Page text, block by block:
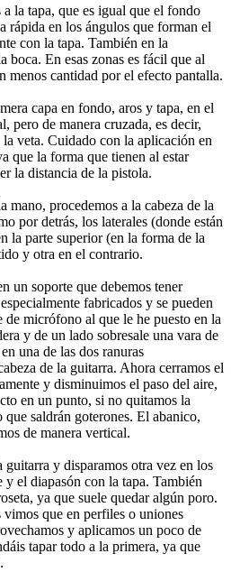
la tapa, que es igual que el fondo
rápida en los ángulos que forman el
con la tapa. También en la
boca. En esas zonas es fácil que al
menos cantidad por el efecto pantalla.
capa en fondo, aros y tapa, en el
pero de manera cruzada, es decir,
la veta. Cuidado con la aplicación en
que la forma que tienen al estar
la distancia de la pistola.
mano, procedemos a la cabeza de la
por detrás, los laterales (donde están
la parte superior (en la forma de la
y otra en el contrario.
un soporte que debemos tener
fabricados y se pueden
micrófono al que le he puesto en la
y de un lado sobresale una vara de
una de las dos ranuras
de la guitarra. Ahora cerramos el
y disminuimos el paso del aire,
en un punto, si no quitamos la
que saldrán goterones. El abanico,
de manera vertical.
y disparamos otra vez en los
el diapasón con la tapa. También
ya que suele quedar algún poro.
vimos que en perfiles o uniones
y aplicamos un poco de
tapar todo a la primera, ya que